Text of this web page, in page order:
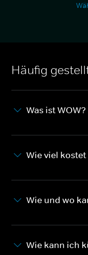
Häufig
Was ist WOW?
Wie viel kostet
Wie und wo
Wie kann ich